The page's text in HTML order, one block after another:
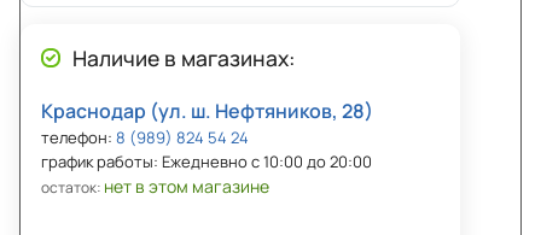
Наличие в магазинах:
Краснодар (ул. ш. Нефтяников, 28)
телефон: 8 (989) 824 54 24
график работы: Ежедневно с 10:00 до 20:00
остаток: нет в этом магазине